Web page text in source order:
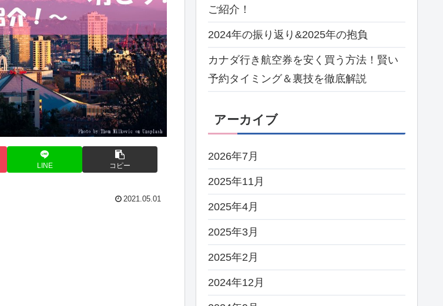
LINE コピー
2021.05.01
ご紹介！
2024年の振り返り&2025年の抱負
カナダ行き航空券を安く買う方法！賢い
予約タイミング＆裏技を徹底解説
アーカイブ
2026年7月
2025年11月
2025年4月
2025年3月
2025年2月
2024年12月